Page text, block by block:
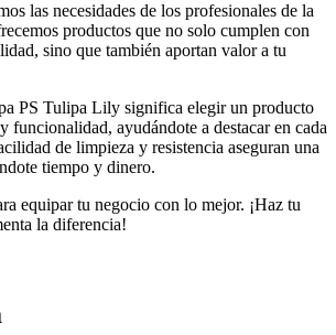
las necesidades de los profesionales de la
productos que no solo cumplen con
sino que también aportan valor a tu
PS Tulipa Lily significa elegir un producto
funcionalidad, ayudándote a destacar en cada
de limpieza y resistencia aseguran una
tiempo y dinero.
equipar tu negocio con lo mejor. ¡Haz tu
la diferencia!